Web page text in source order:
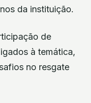
da instituição.
de
à temática,
no resgate